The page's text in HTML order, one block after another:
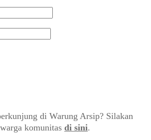
di Warung Arsip? Silakan
komunitas di sini.